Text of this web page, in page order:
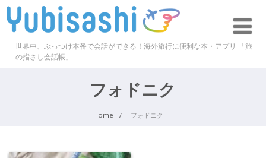
世界中、ぶっつけ本番で会話ができる！海外旅行に便利な本・アプリ 「旅
の指さし会話帳」
フォドニク
Home フォドニク